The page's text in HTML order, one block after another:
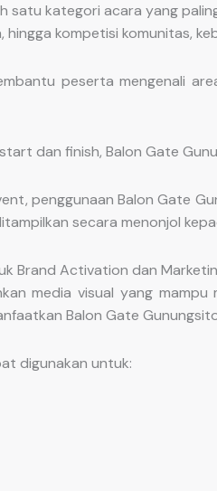
satu kategori acara yang
kompetisi komunitas,
peserta mengenali
dan finish, Balon Gate
penggunaan Balon Gate
secara menonjol
Brand Activation dan
media visual yang
Balon Gate
digunakan untuk: